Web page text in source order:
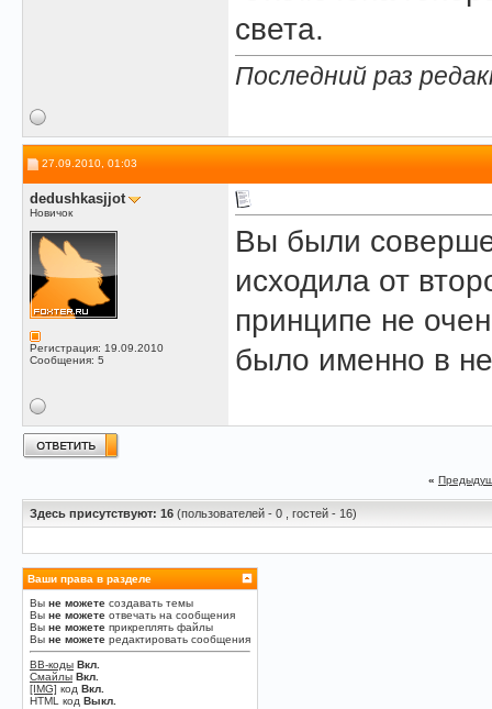
света.
Последний раз
27.09.2010, 01:03
dedushkasjjot
Новичок
Регистрация: 19.09.2010
Сообщения: 5
Вы были
исходила от
принципе не
было именно в
«
Здесь присутствуют: 16 (пользователей - 0 , гостей - 16)
Ваши права в разделе
Вы не можете создавать темы
Вы не можете отвечать на сообщения
Вы не можете прикреплять файлы
Вы не можете редактировать сообщения
BB-коды Вкл.
Смайлы Вкл.
[IMG] код Вкл.
HTML код Выкл.